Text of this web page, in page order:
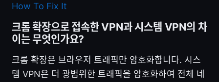
How To Fix It
크롬 확장으로 접속한 VPN과 시스템 VPN의 차
이는 무엇인가요?
크롬 확장은 브라우저 트래픽만 암호화합니다. 시스
템 VPN은 더 광범위한 트래픽을 암호화하여 전체 네